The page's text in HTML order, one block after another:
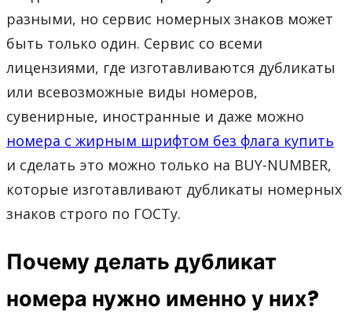
разными, но сервис номерных знаков может
быть только один. Сервис со всеми
лицензиями, где изготавливаются дубликаты
или всевозможные виды номеров,
сувенирные, иностранные и даже можно
номера с жирным шрифтом без флага купить
и сделать это можно только на BUY-NUMBER,
которые изготавливают дубликаты номерных
знаков строго по ГОСТу.
Почему делать дубликат
номера нужно именно у них?